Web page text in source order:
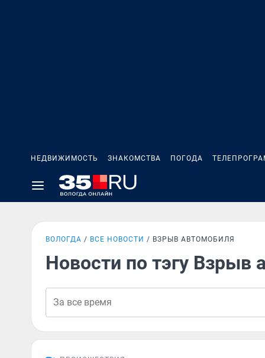
НЕДВИЖИМОСТЬ ЗНАКОМСТВА ПОГОДА
ВОЛОГДА ВСЕ НОВОСТИ ВЗРЫВ АВТОМОБИЛЯ
Новости по тэгу Взрыв